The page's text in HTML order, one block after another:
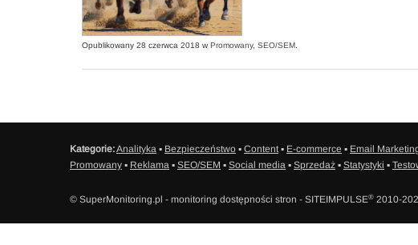
Opublikowany 28 czerwca 2018 w Promowany, SEO/SEM
Kategorie:Analityka ▪ Bezpieczeństwo ▪ Content▪ E-commerce ▪ Email
Promowany ▪ Reklama ▪ SEO/SEM ▪ Social media ▪ Sprzedaż ▪ Statystyki ▪
© SuperMonitoring.pl - monitoring dostępności stron - SITEIMPULSE® 2010-